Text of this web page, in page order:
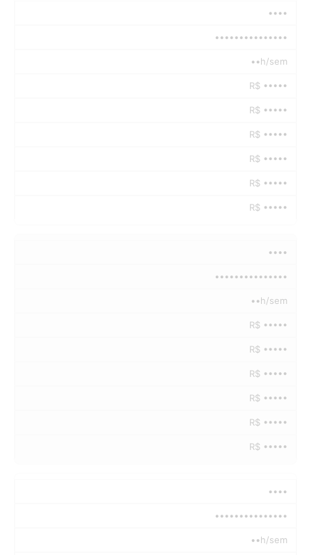
••••
•••••••••••••••
••h/sem
R$ •••••
R$ •••••
R$ •••••
R$ •••••
R$ •••••
R$ •••••
••••
•••••••••••••••
••h/sem
R$ •••••
R$ •••••
R$ •••••
R$ •••••
R$ •••••
R$ •••••
••••
•••••••••••••••
••h/sem